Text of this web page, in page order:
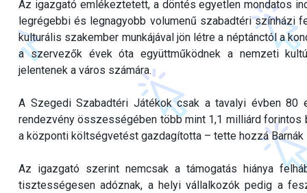
Az igazgató emlékeztetett, a döntés egyetlen mondatos
legrégebbi és legnagyobb volumenű szabadtéri
kulturális szakember munkájával jön létre a néptánctól a
a szervezők évek óta együttműködnek a nemzeti
jelentenek a város számára.
A Szegedi Szabadtéri Játékok csak a tavalyi évben 80
rendezvény összességében több mint 1,1 milliárd
a központi költségvetést gazdagította – tette hozzá Barnák
Az igazgató szerint nemcsak a támogatás hiánya
tisztességesen adóznak, a helyi vállalkozók pedig a